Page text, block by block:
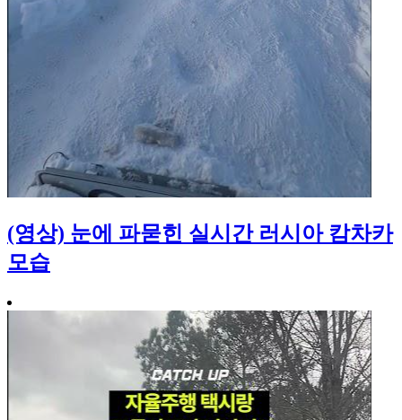
(영상) 눈에 파묻힌 실시간 러시아 캄차카
모습